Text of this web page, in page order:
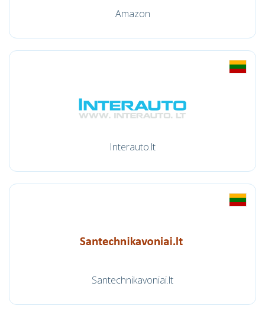
Amazon
Interauto.lt
Santechnikavoniai.lt